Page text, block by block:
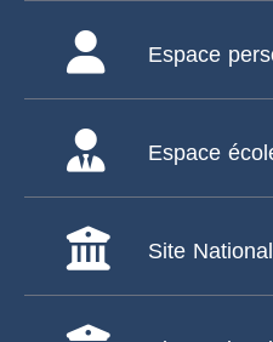
Espace
Espace
Site